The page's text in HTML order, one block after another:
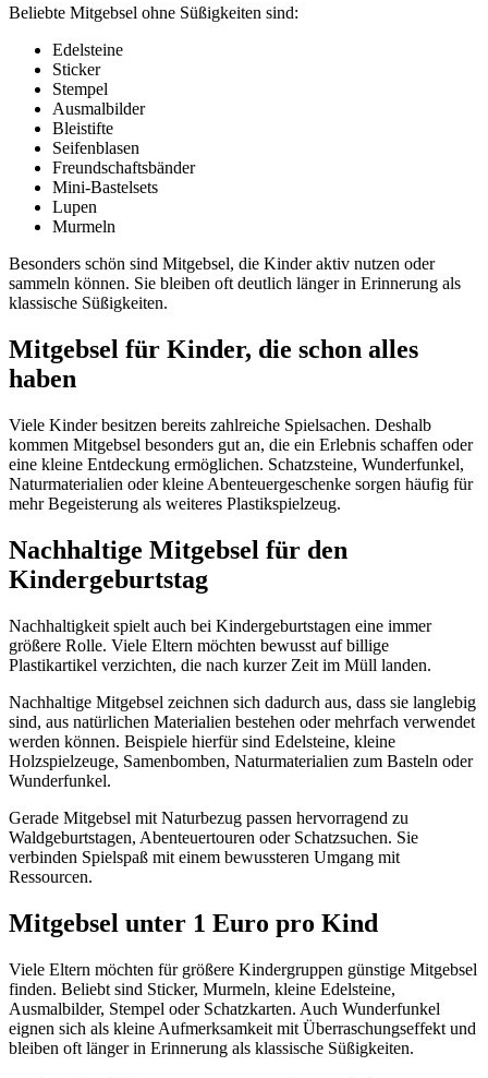
Beliebte Mitgebsel ohne Süßigkeiten sind:
Edelsteine
Sticker
Stempel
Ausmalbilder
Bleistifte
Seifenblasen
Freundschaftsbänder
Mini-Bastelsets
Lupen
Murmeln
Besonders schön sind Mitgebsel, die Kinder aktiv nutzen oder
sammeln können. Sie bleiben oft deutlich länger in Erinnerung als
klassische Süßigkeiten.
Mitgebsel für Kinder, die schon alles
haben
Viele Kinder besitzen bereits zahlreiche Spielsachen. Deshalb
kommen Mitgebsel besonders gut an, die ein Erlebnis schaffen oder
eine kleine Entdeckung ermöglichen. Schatzsteine, Wunderfunkel,
Naturmaterialien oder kleine Abenteuergeschenke sorgen häufig für
mehr Begeisterung als weiteres Plastikspielzeug.
Nachhaltige Mitgebsel für den
Kindergeburtstag
Nachhaltigkeit spielt auch bei Kindergeburtstagen eine immer
größere Rolle. Viele Eltern möchten bewusst auf billige
Plastikartikel verzichten, die nach kurzer Zeit im Müll landen.
Nachhaltige Mitgebsel zeichnen sich dadurch aus, dass sie langlebig
sind, aus natürlichen Materialien bestehen oder mehrfach verwendet
werden können. Beispiele hierfür sind Edelsteine, kleine
Holzspielzeuge, Samenbomben, Naturmaterialien zum Basteln oder
Wunderfunkel.
Gerade Mitgebsel mit Naturbezug passen hervorragend zu
Waldgeburtstagen, Abenteuertouren oder Schatzsuchen. Sie
verbinden Spielspaß mit einem bewussteren Umgang mit
Ressourcen.
Mitgebsel unter 1 Euro pro Kind
Viele Eltern möchten für größere Kindergruppen günstige Mitgebsel
finden. Beliebt sind Sticker, Murmeln, kleine Edelsteine,
Ausmalbilder, Stempel oder Schatzkarten. Auch Wunderfunkel
eignen sich als kleine Aufmerksamkeit mit Überraschungseffekt und
bleiben oft länger in Erinnerung als klassische Süßigkeiten.